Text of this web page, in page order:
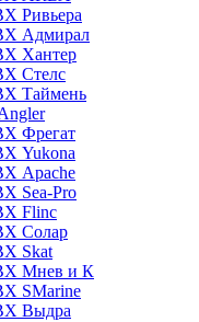
Ривьера
Адмирал
Хантер
Стелс
Таймень
Фрегат
Yukona
Apache
Sea-Pro
Flinc
Солар
Skat
Мнев и К
SMarine
Выдра